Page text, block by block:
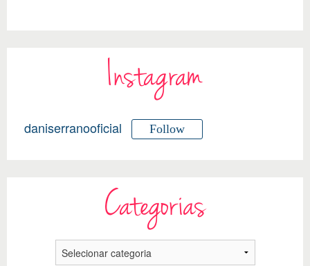
Instagram
daniserranooficial Follow
Categorias